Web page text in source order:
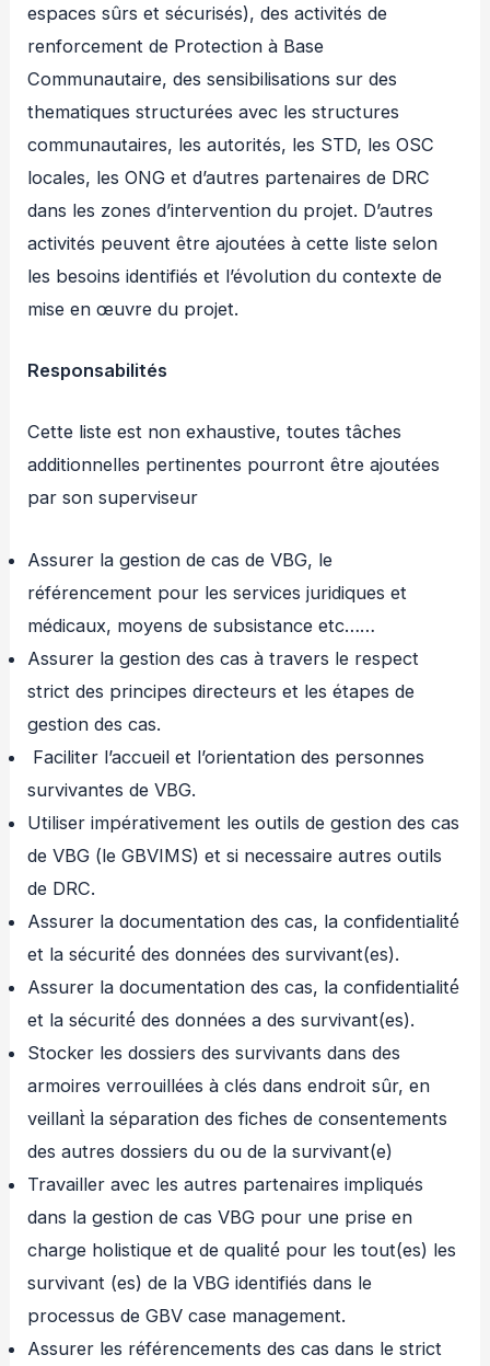
espaces sûrs et sécurisés), des activités de
renforcement de Protection à Base
Communautaire, des sensibilisations sur des
thematiques structurées avec les structures
communautaires, les autorités, les STD, les OSC
locales, les ONG et d’autres partenaires de DRC
dans les zones d’intervention du projet. D’autres
activités peuvent être ajoutées à cette liste selon
les besoins identifiés et l’évolution du contexte de
mise en œuvre du projet.
Responsabilités
Cette liste est non exhaustive, toutes tâches
additionnelles pertinentes pourront être ajoutées
par son superviseur
Assurer la gestion de cas de VBG, le
référencement pour les services juridiques et
médicaux, moyens de subsistance etc……
Assurer la gestion des cas à travers le respect
strict des principes directeurs et les étapes de
gestion des cas.
Faciliter l’accueil et l’orientation des personnes
survivantes de VBG.
Utiliser impérativement les outils de gestion des cas
de VBG (le GBVIMS) et si necessaire autres outils
de DRC.
Assurer la documentation des cas, la confidentialité́
et la sécurité́ des données des survivant(es).
Assurer la documentation des cas, la confidentialité́
et la sécurité́ des données a des survivant(es).
Stocker les dossiers des survivants dans des
armoires verrouillées à clés dans endroit sûr, en
veillant̀ la séparation des fiches de consentements
des autres dossiers du ou de la survivant(e)
Travailler avec les autres partenaires impliqués
dans la gestion de cas VBG pour une prise en
charge holistique et de qualité́ pour les tout(es) les
survivant (es) de la VBG identifiés dans le
processus de GBV case management.
Assurer les référencements des cas dans le strict